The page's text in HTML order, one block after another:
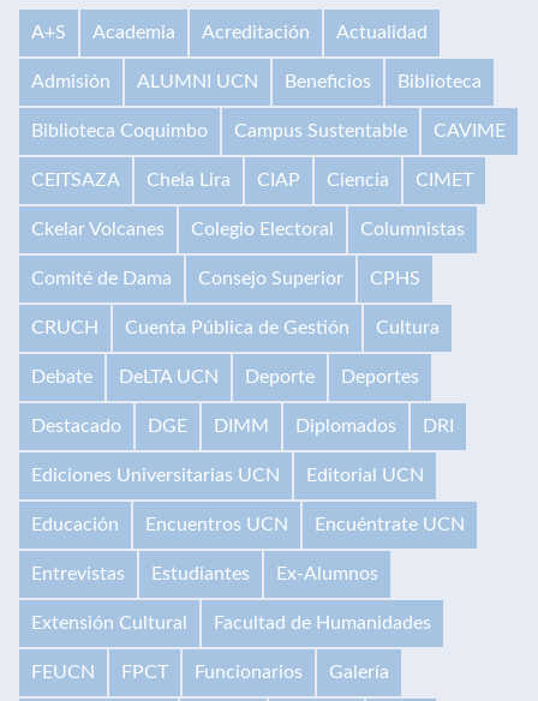
A+S Academia Acreditación Actualidad
Admisión ALUMNI UCN Beneficios Biblioteca
Biblioteca Coquimbo Campus Sustentable CAVIME
CEITSAZA Chela Lira CIAP Ciencia CIMET
Ckelar Volcanes Colegio Electoral Columnistas
Comité de Dama Consejo Superior CPHS
CRUCH Cuenta Pública de Gestión Cultura
Debate DeLTA UCN Deporte Deportes
Destacado DGE DIMM Diplomados DRI
Ediciones Universitarias UCN Editorial UCN
Educación Encuentros UCN Encuéntrate UCN
Entrevistas Estudiantes Ex-Alumnos
Extensión Cultural Facultad de Humanidades
FEUCN FPCT Funcionarios Galería